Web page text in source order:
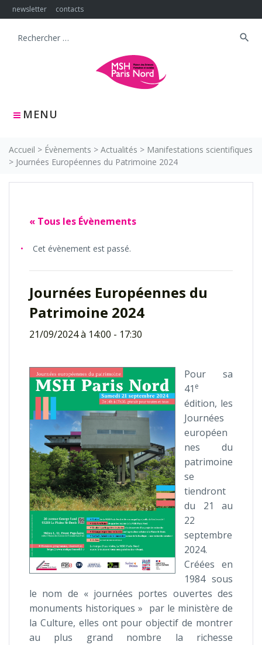
Skip
to
newsletter contacts
MENU
Search
search
Accueil > Évènements > Actualités > Manifestations scientifiques
> Journées Européennes du Patrimoine 2024
« Tous les Évènements
Cet évènement est passé.
Journées Européennes du
Patrimoine 2024
21/09/2024 à 14:00 - 17:30
Pour sa
41 e
édition, les
Journées
européen
nes du
patrimoine
se
tiendront
du 21 au
22
septembre
2024.
Créées en
1984 sous
le nom de « journées portes ouvertes des
monuments historiques » par le ministère de
la Culture, elles ont pour objectif de montrer
au plus grand nombre la richesse